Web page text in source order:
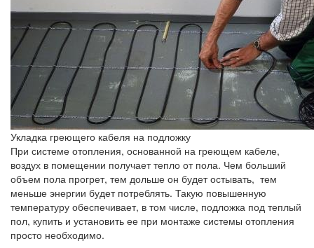
Укладка греющего кабеля на подложку
При системе отопления, основанной на греющем кабеле,
воздух в помещении получает тепло от пола. Чем больший
объем пола прогрет, тем дольше он будет остывать, тем
меньше энергии будет потреблять. Такую повышенную
температуру обеспечивает, в том числе, подложка под теплый
пол, купить и установить ее при монтаже системы отопления
просто необходимо.